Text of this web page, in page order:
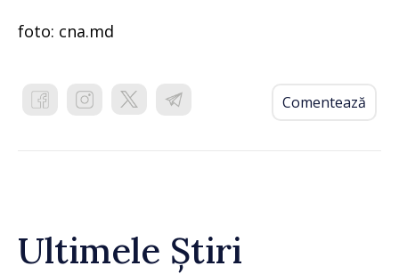
foto: cna.md
Comentează
Ultimele Știri